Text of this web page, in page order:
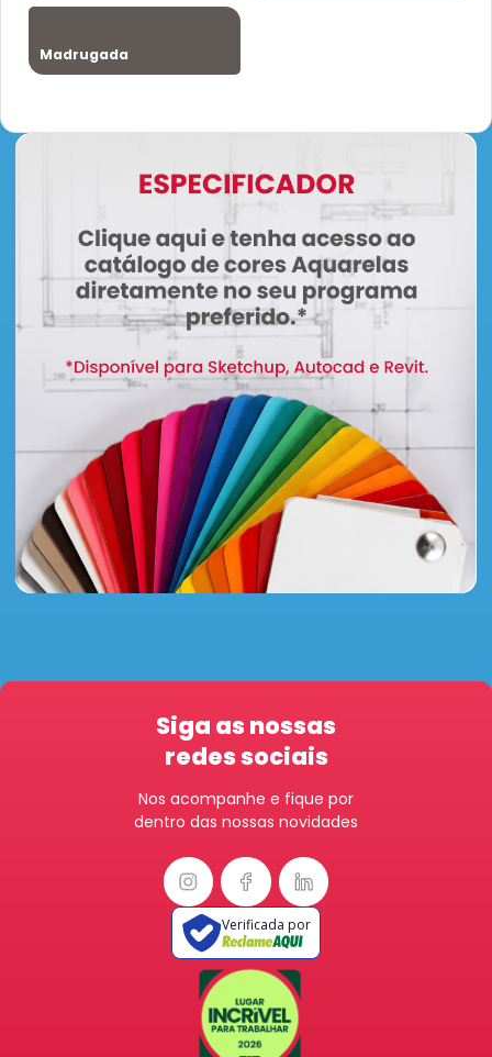
Madrugada
Siga as nossas
redes sociais
Nos acompanhe e fique por
dentro das nossas novidades
Verificada por